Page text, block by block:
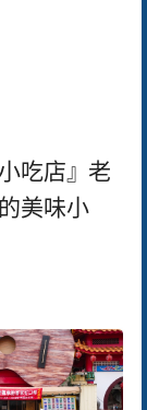
吃店』老
美味小